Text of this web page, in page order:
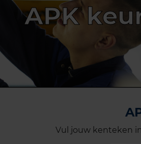
APK
Vul jouw kenteken